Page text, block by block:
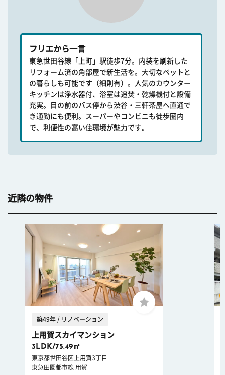
フリエから一言
東急世田谷線「上町」駅徒歩7分。内装を刷新した
リフォーム済の角部屋で新生活を。大切なペットと
の暮らしも可能です（細則有）。人気のカウンター
キッチンは浄水器付、浴室は追焚・乾燥機付と設備
充実。目の前のバス停から渋谷・三軒茶屋へ直通で
き通勤にも便利。スーパーやコンビニも徒歩圏内
で、利便性の高い住環境が魅力です。
近隣の物件
築49年 / リノベーション
上用賀スカイマンション
3LDK/75.49㎡
東京都世田谷区上用賀3丁目
東急田園都市線 用賀